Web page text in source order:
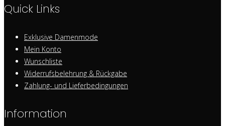
Quick Links
Exklusive Damenmode
Mein Konto
Wunschliste
Widerrufsbelehrung & Rückgabe
Zahlung- und Lieferbedingungen
Information